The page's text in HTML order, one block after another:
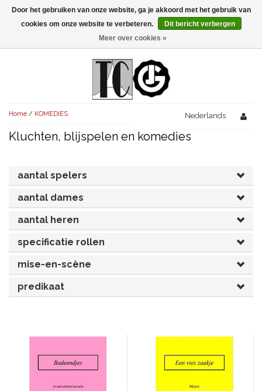
Menu
AVONDVULLEND (+75')
KORT (-30')
UITGELICHT!
AVONDVULLEND (+75')
KORT (-30')
OVERIG (30'-75')
UITGELICHT!
AVONDVULLEND (+75')
KORT (-30')
OVERIG (30'-75')
UITGELICHT!
KORT (-30')
OVERIG (30'-75')
SPEKTAKELSTUKKEN
JUBILEUMSTUK
KOSTUUMSTUK
MUSICAL
VOLKSTONEEL
OVERIG
SINTERKLAASTONEEL
KERSTTONEEL
JONGERENTONEEL
HANDBOEKEN
RECHTEN REGELEN
Home / KOMEDIES Nederlands
Kluchten, blijspelen en komedies
aantal spelers
aantal dames
aantal heren
specificatie rollen
mise-en-scène
predikaat
Door het gebruiken van onze website, ga je akkoord met het gebruik van
cookies om onze website te verbeteren.
Dit bericht verbergen
Meer over cookies »